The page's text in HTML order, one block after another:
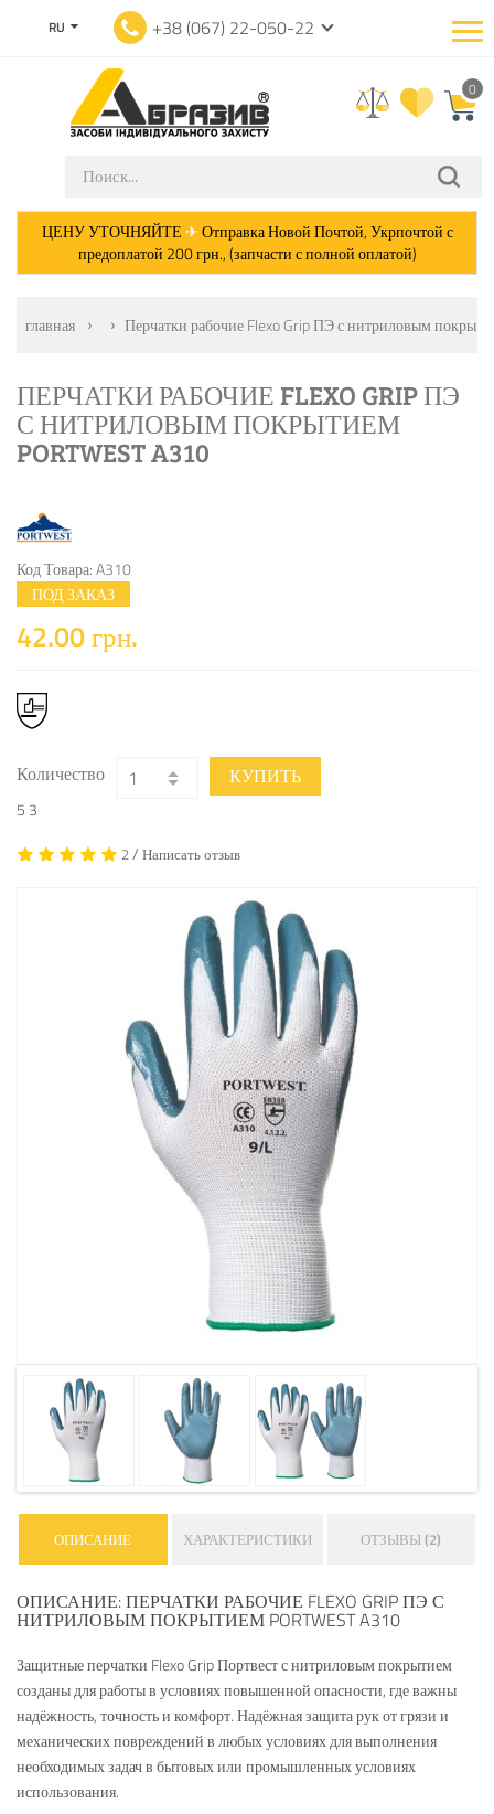
RU +38 (067) 22-050-22
0
ЦЕНУ УТОЧНЯЙТЕ ✈Отправка Новой Почтой, Укрпочтой с
предоплатой 200 грн., (запчасти с полной оплатой)
главная Перчатки рабочие Flexo Grip ПЭ с нитриловым
ПЕРЧАТКИ РАБОЧИЕ FLEXO GRIP ПЭ
С НИТРИЛОВЫМ ПОКРЫТИЕМ
PORTWEST A310
Код Товара: A310
ПОД ЗАКАЗ
42.00 грн.
Количество КУПИТЬ
5 3
2/ Написать отзыв
ОПИСАНИЕ ХАРАКТЕРИСТИКИ ОТЗЫВЫ (2)
ОПИСАНИЕ: ПЕРЧАТКИ РАБОЧИЕ FLEXO GRIP ПЭ С
НИТРИЛОВЫМ ПОКРЫТИЕМ PORTWEST A310
Защитные перчатки Flexo Grip Портвест с нитриловым покрытием
созданы для работы в условиях повышенной опасности, где важны
надёжность, точность и комфорт. Надёжная защита рук от грязи и
механических повреждений в любых условиях для выполнения
необходимых задач в бытовых или промышленных условиях
использования.